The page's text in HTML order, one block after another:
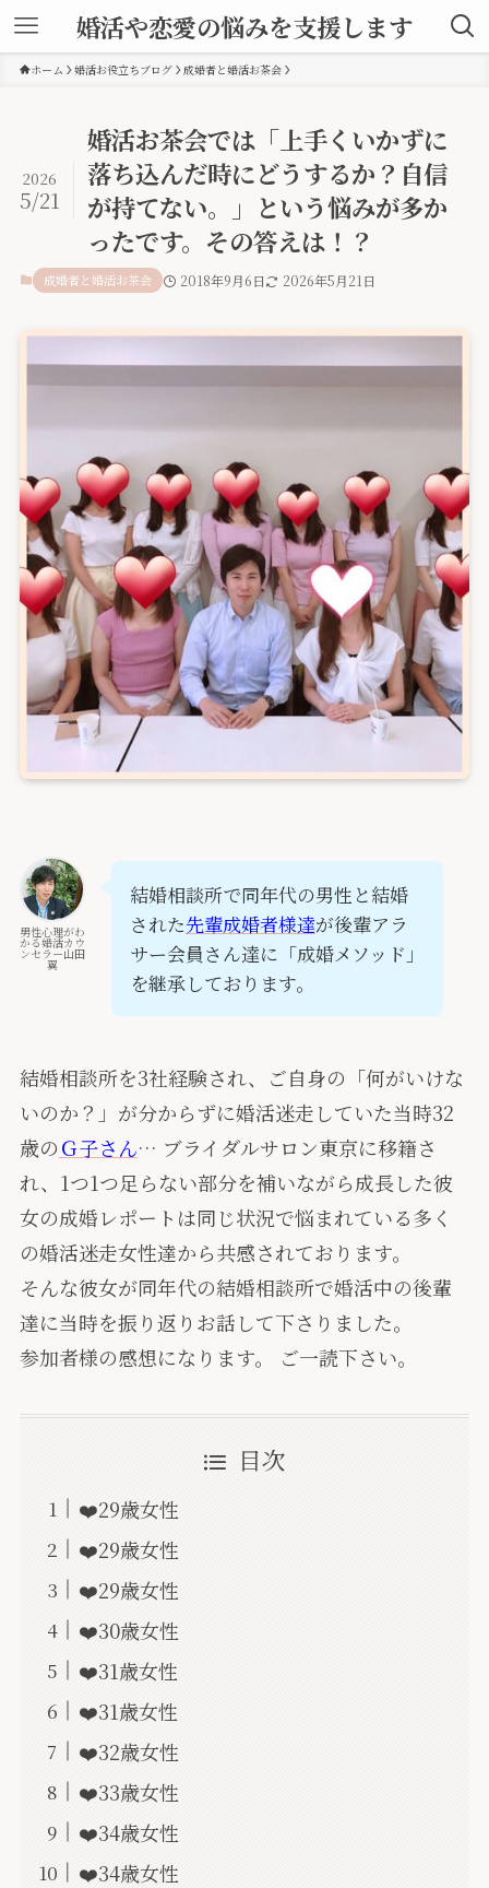
婚活や恋愛の悩みを支援します
ホーム 婚活お役立ちブログ 成婚者と婚活お茶会
婚活お茶会では「上手くいかずに
落ち込んだ時にどうするか？自信
が持てない。」という悩みが多か
ったです。その答えは！？
2026
5/21
成婚者と婚活お茶会 2018年9月6日 2026年5月21日
男性心理がわ
かる婚活カウ
ンセラー山田
翼
結婚相談所で同年代の男性と結婚
された先輩成婚者様達が後輩アラ
サー会員さん達に「成婚メソッド」
を継承しております。
結婚相談所を3社経験され、ご自身の「何がいけな
いのか？」が分からずに婚活迷走していた当時32
歳のＧ子さん… ブライダルサロン東京に移籍さ
れ、1つ1つ足らない部分を補いながら成長した彼
女の成婚レポートは同じ状況で悩まれている多く
の婚活迷走女性達から共感されております。
そんな彼女が同年代の結婚相談所で婚活中の後輩
達に当時を振り返りお話して下さりました。
参加者様の感想になります。 ご一読下さい。
目次
❤️29歳女性
❤️29歳女性
❤️29歳女性
❤️30歳女性
❤️31歳女性
❤️31歳女性
❤️32歳女性
❤️33歳女性
❤️34歳女性
❤️34歳女性